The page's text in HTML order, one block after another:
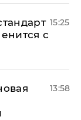
с
15:25
13:58